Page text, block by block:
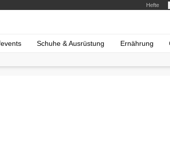
Hefte
Schuhe & Ausrüstung Ernährung